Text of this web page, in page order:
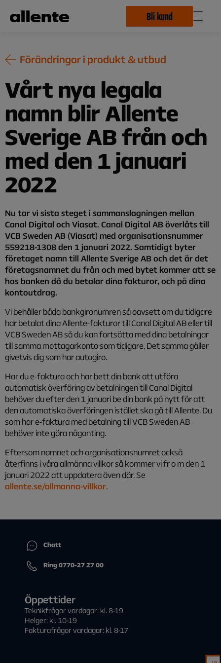
Bli kund
Förändringar i produkt & utbud
Vårt nya legala
namn blir Allente
Sverige AB från och
med den 1 januari
2022
Nu tar vi sista steget i sammanslagningen mellan
Canal Digital och Viasat. Canal Digital AB överlåts till
VCB Sweden AB (Viasat) med organisationsnummer
559218-1308 den 1 januari 2022. Samtidigt byter
företaget namn till Allente Sverige AB och det är det
företagsnamnet du från och med bytet kommer att se
hos banken då du betalar dina fakturor, och på dina
kontoutdrag.
Vi behåller båda bankgironumren så oavsett om du tidigare
har betalat dina Allente-fakturor till Canal Digital AB eller till
VCB Sweden AB så du kan fortsätta med dina betalningar
till samma mottagarkonto som tidigare. Det samma gäller
givetvis dig som har autogiro.
Har du e-faktura och har bett din bank att utföra
automatisk överföring av betalningen till Canal Digital
behöver du efter den 1 januari be din bank på nytt för att
den automatiska överföringen istället ska gå till Allente. Du
som har e-faktura med betalning till VCB Sweden AB
behöver inte göra någonting.
Eftersom namnet och organisationsnumret också
återfinns i våra allmänna villkor så kommer vi fr o m den 1
januari 2022 att uppdatera även där. Se
allente.se/allmanna-villkor.
Chatt
Ring 0770-27 27 00
Öppettider
Teknikfrågor vardagar: kl. 8-19
Helger: kl. 10-19
Fakturafrågor vardagar: kl. 8-17